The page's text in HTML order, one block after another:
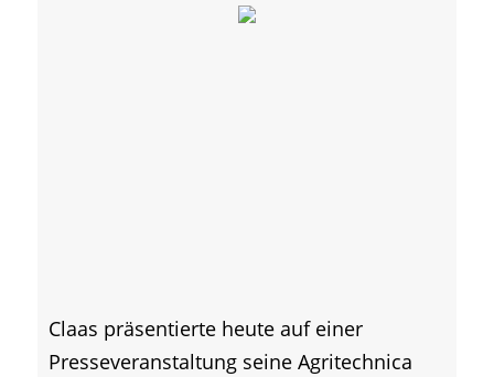
Claas präsentierte heute auf einer
Presseveranstaltung seine Agritechnica